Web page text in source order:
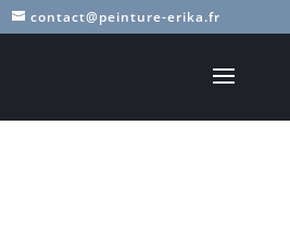
contact@peinture-erika.fr